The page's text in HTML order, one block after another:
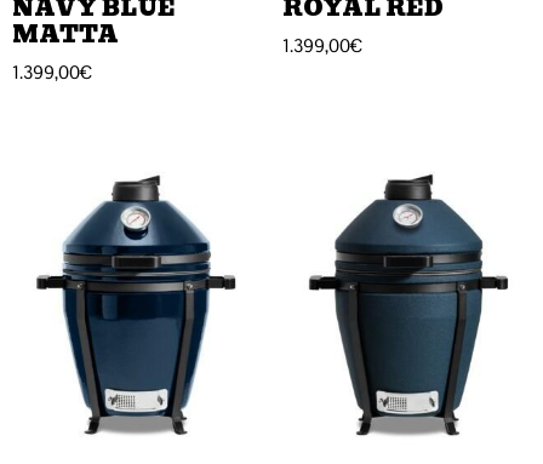
NAVY BLUE
MATTA
1.399,00€
ROYAL RED
1.399,00€